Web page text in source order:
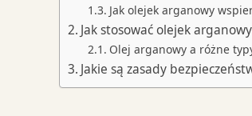
Jak olejek arganowy
Jak stosować olejek
Olej arganowy a różne
Jakie są zasady